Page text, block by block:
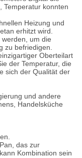
Temperatur konnten
Heizung und
erhitzt wird.
um die
zu befriedigen.
Oberteilart
der Temperatur, die
sich der Qualität der
und andere
Handelsküche
das zur
Kombination sein